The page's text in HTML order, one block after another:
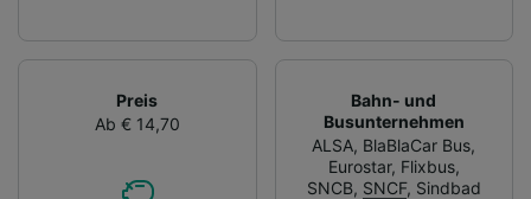
Preis
Ab € 14,70
Bahn- und
Busunternehmen
ALSA, BlaBlaCar Bus,
Eurostar, Flixbus,
SNCB, SNCF, Sindbad